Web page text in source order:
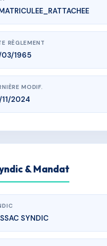
AB7725583
LE PROVENCE
alizes, 30240 Le Grau-du-Roi
RÈGLEMENT
03/1965
MODIF.
2024
& Mandat
SYNDIC